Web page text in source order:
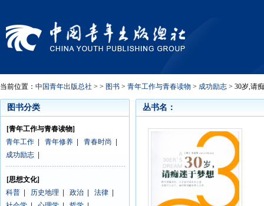
当前位置： 中国青年出版总社 > > 图书 > 青年工作与青春读物 > 成功励志 > 30岁,请
图书分类
[青年工作与青春读物]
青年工作
青年修养 青春时尚
成功励志
[思想文化]
科普
历史地理 政治 法律
丛书名：